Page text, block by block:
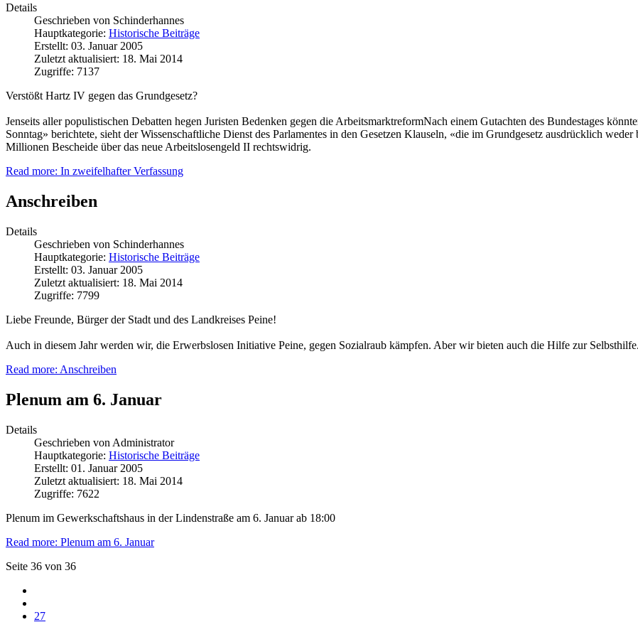
Details
Geschrieben von Schinderhannes
Hauptkategorie: Historische Beiträge
Erstellt: 03. Januar 2005
Zuletzt aktualisiert: 18. Mai 2014
Zugriffe: 7137
Verstößt Hartz IV gegen das Grundgesetz?
Jenseits aller populistischen Debatten hegen Juristen Bedenken gegen die ArbeitsmarktreformNach einem Gutachten des Bundestages
Sonntag» berichtete, sieht der Wissenschaftliche Dienst des Parlamentes in den Gesetzen Klauseln, «die im Grundgesetz ausdrücklich
Millionen Bescheide über das neue Arbeitslosengeld II rechtswidrig.
Read more: In zweifelhafter Verfassung
Anschreiben
Details
Geschrieben von Schinderhannes
Hauptkategorie: Historische Beiträge
Erstellt: 03. Januar 2005
Zuletzt aktualisiert: 18. Mai 2014
Zugriffe: 7799
Liebe Freunde, Bürger der Stadt und des Landkreises Peine!
Auch in diesem Jahr werden wir, die Erwerbslosen Initiative Peine, gegen Sozialraub kämpfen. Aber wir bieten auch die Hilfe zur
Read more: Anschreiben
Plenum am 6. Januar
Details
Geschrieben von Administrator
Hauptkategorie: Historische Beiträge
Erstellt: 01. Januar 2005
Zuletzt aktualisiert: 18. Mai 2014
Zugriffe: 7622
Plenum im Gewerkschaftshaus in der Lindenstraße am 6. Januar ab 18:00
Read more: Plenum am 6. Januar
Seite 36 von 36
27